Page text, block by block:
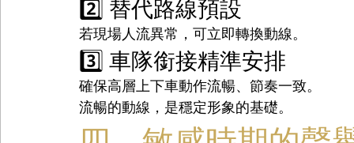
2️⃣ 替代路線預設
若現場人流異常，可立即轉換動線。
3️⃣ 車隊銜接精準安排
確保高層上下車動作流暢、節奏一致。
流暢的動線，是穩定形象的基礎。